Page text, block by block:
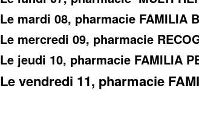
Le mardi 08, pharmacie FAMILIA
Le mercredi 09, pharmacie
Le jeudi 10, pharmacie FAMILIA
Le vendredi 11, pharmacie